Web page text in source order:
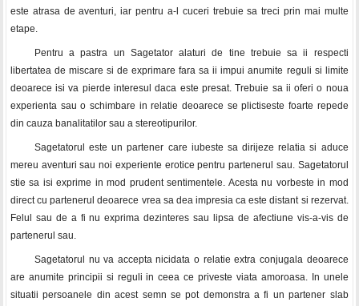
este atrasa de aventuri, iar pentru a-l cuceri trebuie sa treci prin mai multe
etape.
Pentru a pastra un Sagetator alaturi de tine trebuie sa ii respecti
libertatea de miscare si de exprimare fara sa ii impui anumite reguli si limite
deoarece isi va pierde interesul daca este presat. Trebuie sa ii oferi o noua
experienta sau o schimbare in relatie deoarece se plictiseste foarte repede
din cauza banalitatilor sau a stereotipurilor.
Sagetatorul este un partener care iubeste sa dirijeze relatia si aduce
mereu aventuri sau noi experiente erotice pentru partenerul sau. Sagetatorul
stie sa isi exprime in mod prudent sentimentele. Acesta nu vorbeste in mod
direct cu partenerul deoarece vrea sa dea impresia ca este distant si rezervat.
Felul sau de a fi nu exprima dezinteres sau lipsa de afectiune vis-a-vis de
partenerul sau.
Sagetatorul nu va accepta nicidata o relatie extra conjugala deoarece
are anumite principii si reguli in ceea ce priveste viata amoroasa. In unele
situatii persoanele din acest semn se pot demonstra a fi un partener slab